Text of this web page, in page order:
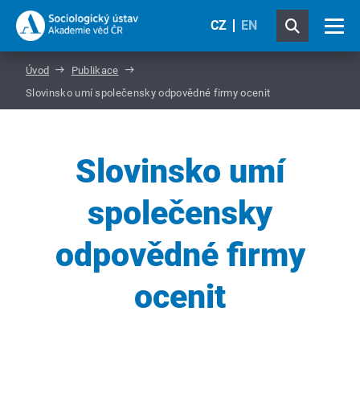
CZ EN
Úvod
Publikace
Slovinsko umí společensky odpovědné firmy ocenit
Slovinsko umí
společensky
odpovědné firmy
ocenit